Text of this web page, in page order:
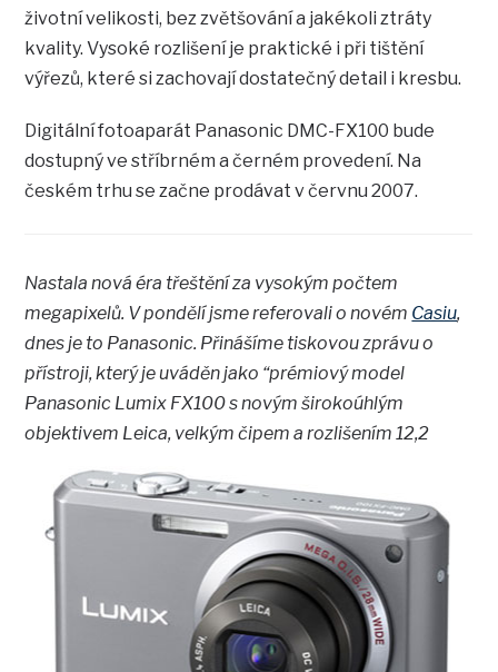
životní velikosti, bez zvětšování a jakékoli ztráty
kvality. Vysoké rozlišení je praktické i při tištění
výřezů, které si zachovají dostatečný detail i kresbu.
Digitální fotoaparát Panasonic DMC-FX100 bude
dostupný ve stříbrném a černém provedení. Na
českém trhu se začne prodávat v červnu 2007.
Nastala nová éra třeštění za vysokým počtem
megapixelů. V pondělí jsme referovali o novém Casiu,
dnes je to Panasonic. Přinášíme tiskovou zprávu o
přístroji, který je uváděn jako “prémiový model
Panasonic Lumix FX100 s novým širokoúhlým
objektivem Leica, velkým čipem a rozlišením 12,2